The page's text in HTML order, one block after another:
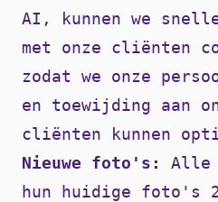
AI, kunnen we
met onze cliënten
zodat we onze
en toewijding aan
cliënten kunnen
Nieuwe foto's: Alle
hun huidige foto's